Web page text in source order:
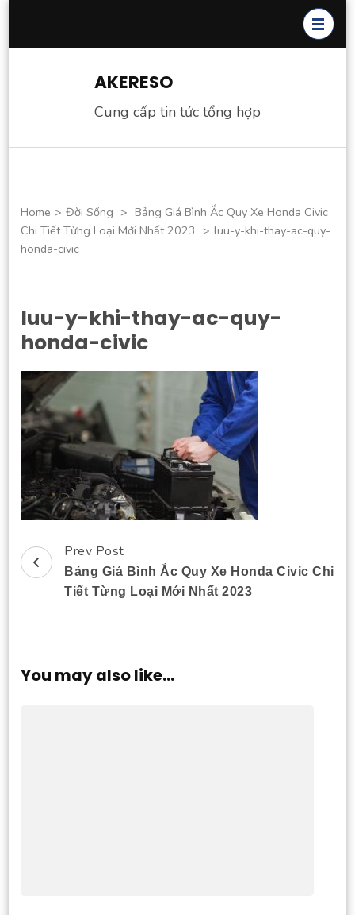
AKERESO
Cung cấp tin tức tổng hợp
Home > Đời Sống > Bảng Giá Bình Ắc Quy Xe Honda Civic
Chi Tiết Từng Loại Mới Nhất 2023 > luu-y-khi-thay-ac-quy-
honda-civic
luu-y-khi-thay-ac-quy-
honda-civic
Post
Navigation
Prev Post
Bảng Giá Bình Ắc Quy Xe Honda Civic Chi
Tiết Từng Loại Mới Nhất 2023
You may also like...